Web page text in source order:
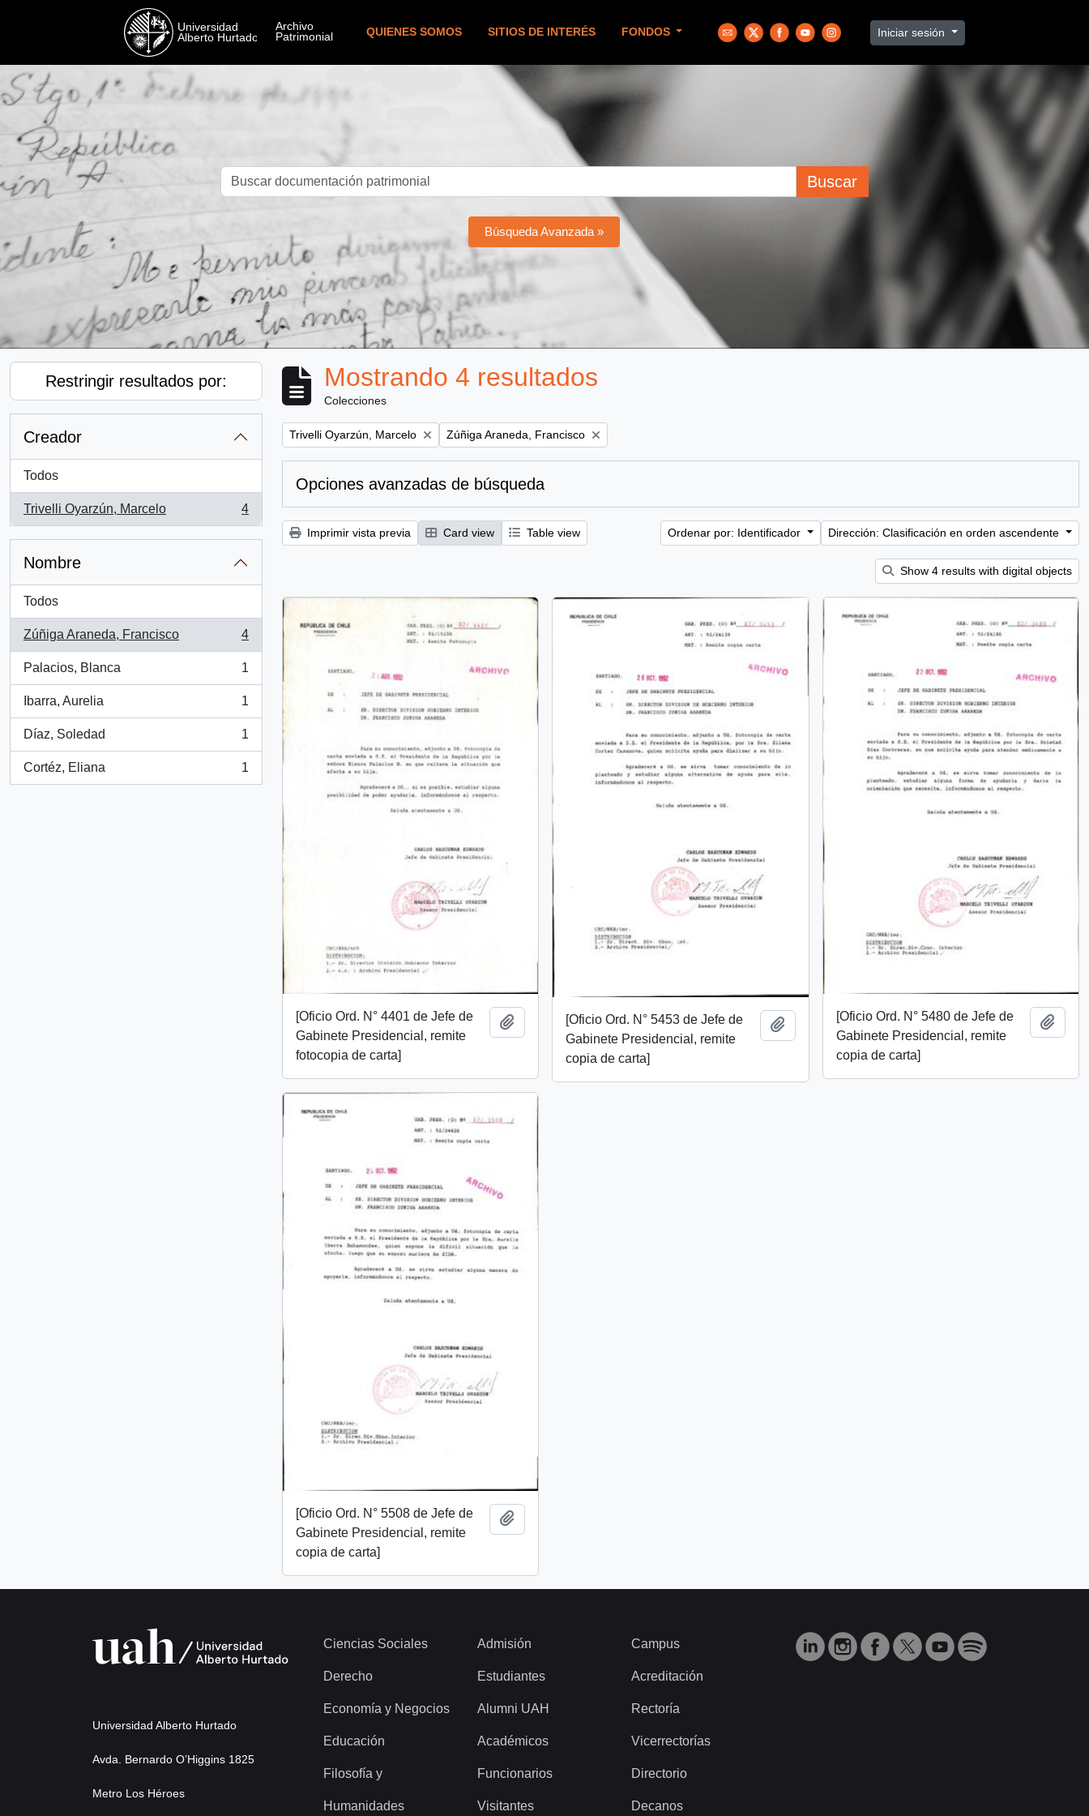
QUIENES SOMOS SITIOS DE INTERÉS FONDOS Iniciar sesión
Buscar
Búsqueda Avanzada »
Restringir resultados por:
Creador
Todos
Trivelli Oyarzún, Marcelo
, 4 resultados
4
Nombre
Todos
Zúñiga Araneda, Francisco
, 4 resultados
4
Palacios, Blanca
, 1 resultados
1
Ibarra, Aurelia
, 1 resultados
1
Díaz, Soledad
, 1 resultados
1
Cortéz, Eliana
, 1 resultados
1
Mostrando 4 resultados
Colecciones
Remove filter:
Trivelli Oyarzún, Marcelo Remove filter:
Zúñiga Araneda, Francisco
Opciones avanzadas de búsqueda
Imprimir vista previa Card view Table view Ordenar por: Identificador Dirección: Clasificación en orden ascendente
Show 4 results with digital objects
[Oficio Ord. N° 4401 de Jefe de
Gabinete Presidencial, remite
fotocopia de carta]
Añadir al portapapeles
[Oficio Ord. N° 5453 de Jefe de
Gabinete Presidencial, remite
copia de carta]
Añadir al portapapeles
[Oficio Ord. N° 5480 de Jefe de
Gabinete Presidencial, remite
copia de carta]
[Oficio Ord. N° 5508 de Jefe de
Gabinete Presidencial, remite
copia de carta]
Universidad Alberto Hurtado
Avda. Bernardo O’Higgins 1825
Metro Los Héroes
Ciencias Sociales
Derecho
Economía y Negocios
Educación
Filosofía y
Humanidades
Admisión
Estudiantes
Alumni UAH
Académicos
Funcionarios
Visitantes
Campus
Acreditación
Rectoría
Vicerrectorías
Directorio
Decanos